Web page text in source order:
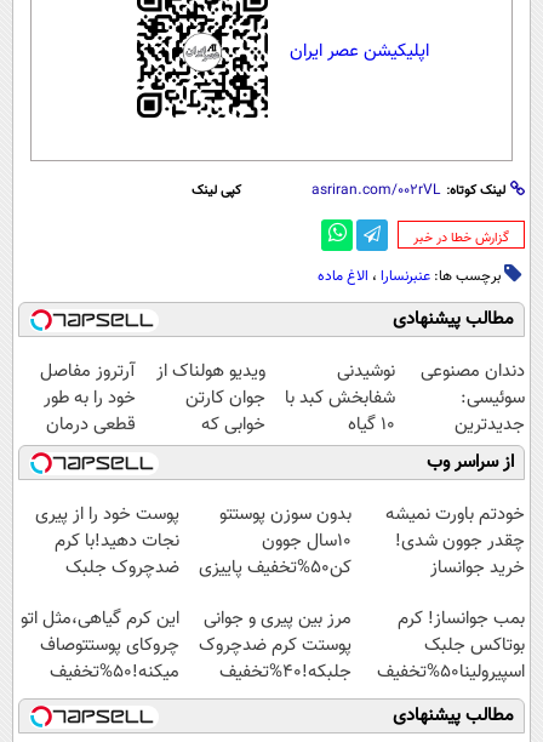
اپلیکیشن عصر ایران
لینک کوتاه: کپی لینک
‌گزارش خطا در خبر
برچسب ها: عنبرنسارا ، الاغ ماده
مطالب پیشنهادی
دندان مصنوعی
سوئیسی:
جدیدترین
فناوری اروپا،
سبک و مقاوم |
پرداخت قسطی
نوشیدنی
شفابخش کبد با
10 گیاه
موثر(تخفیف تا
امشب)
ویدیو هولناک از
جوان کارتن
خوابی که
میلیاردر شد.
آموزش رایگان
آرتروز مفاصل
خود را به طور
قطعی درمان
کنید!
◗پرسش‌نامه◖
از سراسر وب
خودتم باورت نمیشه
چقدر جوون شدی!
خرید جوانساز
ویژه
بدون سوزن پوستتو
10سال جوون
کن50%تخفیف پاییزی
پوست خود را از پیری
نجات دهید!با کرم
ضدچروک جلبک
بمب جوانساز! کرم
بوتاکس جلبک
اسپیرولینا50%تخفیف
مرز بین پیری و جوانی
پوستت کرم ضدچروک
جلبکه!40%تخفیف
این کرم گیاهی،مثل اتو
چروکای پوستتوصاف
میکنه!50%تخفیف
مطالب پیشنهادی